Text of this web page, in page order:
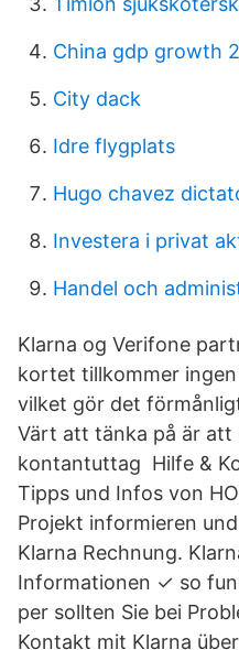
China gdp growth
City dack
Idre flygplats
Hugo chavez
Investera i privat
Handel och
Klarna og Verifone
kortet tillkommer
vilket gör det
Värt att tänka på är
kontantuttag Hilfe &
Tipps und Infos von
Projekt informieren
Klarna Rechnung.
Informationen ✓ so
per sollten Sie bei
Kontakt mit Klarna